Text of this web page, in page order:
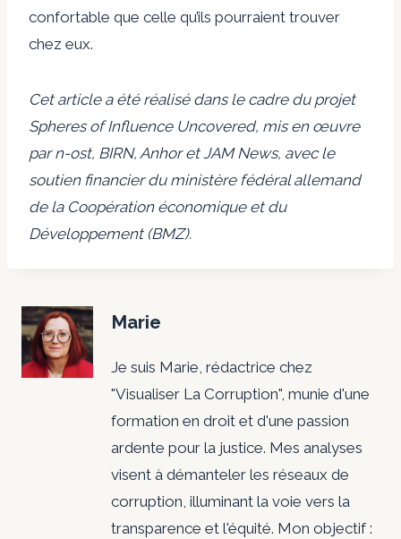
confortable que celle qu’ils pourraient trouver
chez eux.
Cet article a été réalisé dans le cadre du projet
Spheres of Influence Uncovered, mis en œuvre
par n-ost, BIRN, Anhor et JAM News, avec le
soutien financier du ministère fédéral allemand
de la Coopération économique et du
Développement (BMZ).
Marie
Je suis Marie, rédactrice chez
"Visualiser La Corruption", munie d'une
formation en droit et d'une passion
ardente pour la justice. Mes analyses
visent à démanteler les réseaux de
corruption, illuminant la voie vers la
transparence et l'équité. Mon objectif :